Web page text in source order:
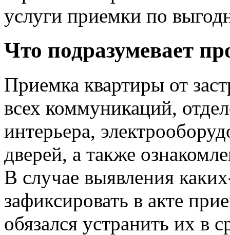
услуги приемки по
Что подразумевает
Приемка квартиры от
всех коммуникаций,
интерьера,
дверей, а также
В случае выявления
зафиксировать в акте
обязался устранить их в